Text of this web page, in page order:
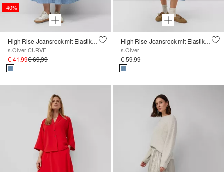
-40%
High Rise-Jeansrock mit Elastikbund
s.Oliver CURVE
€ 41,99€ 69,99
High Rise-Jeansrock mit Elastikbund
s.Oliver
€ 59,99